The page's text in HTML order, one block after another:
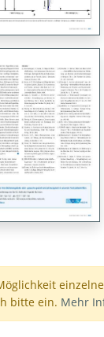
bitte ein. Mehr